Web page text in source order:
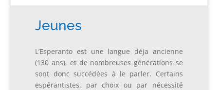
Jeunes
L’Esperanto est une langue déja ancienne
(130 ans), et de nombreuses générations se
sont donc succédées à le parler. Certains
espérantistes, par choix ou par nécessité